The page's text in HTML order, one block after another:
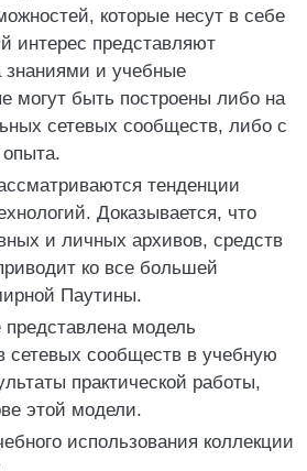
которые несут в себе
интерес представляют
и учебные
могут быть построены либо на
сетевых сообществ, либо с
тенденции
Доказывается, что
и личных архивов, средств
ко все большей
Паутины.
представлена модель
сетевых сообществ в учебную
практической работы,
этой модели.
использования коллекции